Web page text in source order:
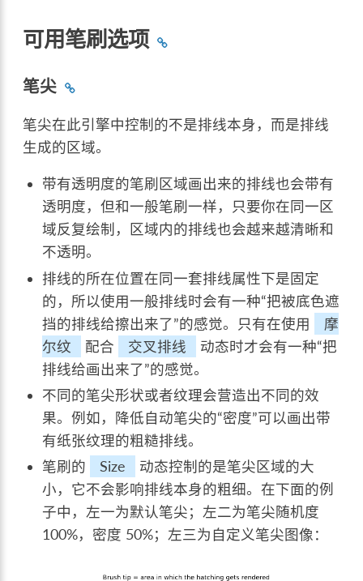
可用笔刷选项
笔尖
笔尖在此引擎中控制的不是排线本身，而是排线
生成的区域。
带有透明度的笔刷区域画出来的排线也会带有
透明度，但和一般笔刷一样，只要你在同一区
域反复绘制，区域内的排线也会越来越清晰和
不透明。
排线的所在位置在同一套排线属性下是固定
的，所以使用一般排线时会有一种“把被底色遮
挡的排线给擦出来了”的感觉。只有在使用
摩
尔纹
配合 交叉排线
动态时才会有一种“把
排线给画出来了”的感觉。
不同的笔尖形状或者纹理会营造出不同的效
果。例如，降低自动笔尖的“密度”可以画出带
有纸张纹理的粗糙排线。
笔刷的
Size
动态控制的是笔尖区域的大
小，它不会影响排线本身的粗细。在下面的例
子中，左一为默认笔尖；左二为笔尖随机度
100%，密度 50%；左三为自定义笔尖图像：